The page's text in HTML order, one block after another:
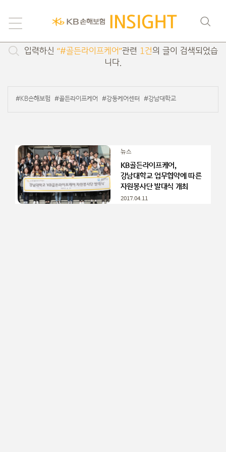
입력하신 “#골든라이프케어”관련 1건의 글이 검색되었습
니다.
#KB손해보험 #골든라이프케어 #강동케어센터 #강남대학교
뉴스
KB골든라이프케어,
강남대학교 업무협약에 따른
자원봉사단 발대식 개최
2017.04.11